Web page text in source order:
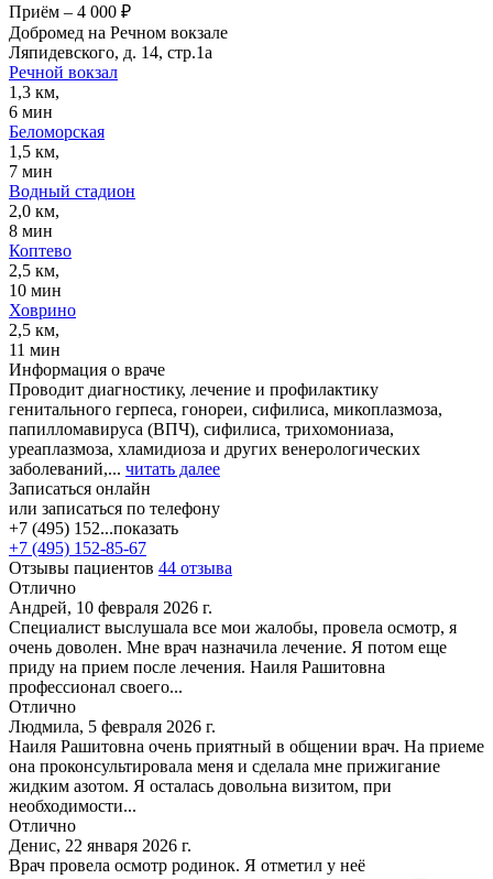
Приём – 4 000 ₽
Добромед на Речном вокзале
Ляпидевского, д. 14, стр.1а
Речной вокзал
1,3 км,
6 мин
Беломорская
1,5 км,
7 мин
Водный стадион
2,0 км,
8 мин
Коптево
2,5 км,
10 мин
Ховрино
2,5 км,
11 мин
Информация о враче
Проводит диагностику, лечение и профилактику
генитального герпеса, гонореи, сифилиса, микоплазмоза,
папилломавируса (ВПЧ), сифилиса, трихомониаза,
уреаплазмоза, хламидиоза и других венерологических
заболеваний,... читать далее
Записаться онлайн
или записаться по телефону
+7 (495) 152...показать
+7 (495) 152-85-67
Отзывы пациентов 44 отзыва
Отлично
Андрей, 10 февраля 2026 г.
Специалист выслушала все мои жалобы, провела осмотр, я
очень доволен. Мне врач назначила лечение. Я потом еще
приду на прием после лечения. Наиля Рашитовна
профессионал своего...
Отлично
Людмила, 5 февраля 2026 г.
Наиля Рашитовна очень приятный в общении врач. На приеме
она проконсультировала меня и сделала мне прижигание
жидким азотом. Я осталась довольна визитом, при
необходимости...
Отлично
Денис, 22 января 2026 г.
Врач провела осмотр родинок. Я отметил у неё